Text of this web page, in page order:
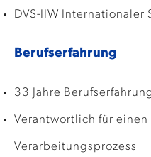
DVS-IIW Internationaler
Berufserfahrung
33 Jahre
Verantwortlich für einen
Verarbeitungsprozess